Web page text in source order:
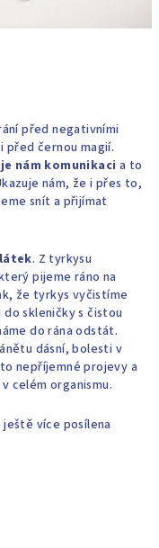
před negativními
černou magií.
nám komunikaci a to
nám, že i přes to,
snít a přijímat
. Z tyrkysu
pijeme ráno na
že tyrkys vyčistíme
skleničky s čistou
do rána odstát.
dásní, bolesti v
nepříjemné projevy a
celém organismu.
více posílena